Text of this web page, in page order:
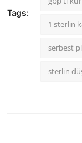
Tags:
1 sterlin
serbest
sterlin